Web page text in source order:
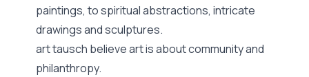
paintings, to spiritual abstractions, intricate
drawings and sculptures.
art tausch believe art is about community and
philanthropy.